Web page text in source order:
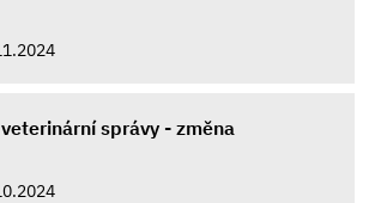
správy - změna